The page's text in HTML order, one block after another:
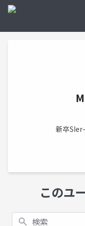
新卒
このユ
検索